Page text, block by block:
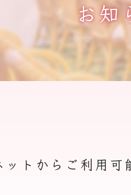
お知
トからご利用可